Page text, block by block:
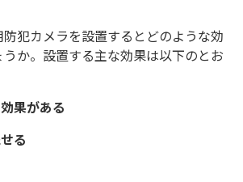
犯カメラを設置するとどのような効
か。設置する主な効果は以下のとお
果がある
る